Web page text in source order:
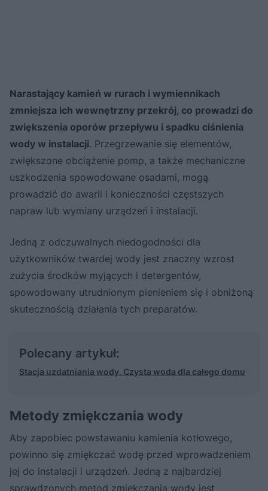
Narastający kamień w rurach i wymiennikach
zmniejsza ich wewnętrzny przekrój, co prowadzi do
zwiększenia oporów przepływu i spadku ciśnienia
wody w instalacji. Przegrzewanie się elementów,
zwiększone obciążenie pomp, a także mechaniczne
uszkodzenia spowodowane osadami, mogą
prowadzić do awarii i konieczności częstszych
napraw lub wymiany urządzeń i instalacji.
Jedną z odczuwalnych niedogodności dla
użytkowników twardej wody jest znaczny wzrost
zużycia środków myjących i detergentów,
spowodowany utrudnionym pienieniem się i obniżoną
skutecznością działania tych preparatów.
Polecany artykuł:
Stacja uzdatniania wody. Czysta woda dla całego domu
Metody zmiękczania wody
Aby zapobiec powstawaniu kamienia kotłowego,
powinno się zmiękczać wodę przed wprowadzeniem
jej do instalacji i urządzeń. Jedną z najbardziej
sprawdzonych metod zmiękczania wody jest